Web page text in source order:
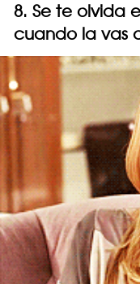
8. Se te olvida
cuando la vas